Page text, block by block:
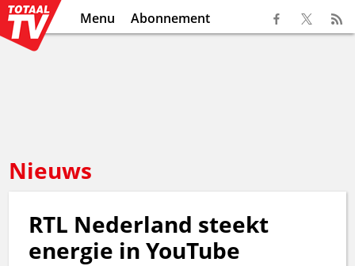
Menu Abonnement
Nieuws
RTL Nederland steekt
energie in YouTube